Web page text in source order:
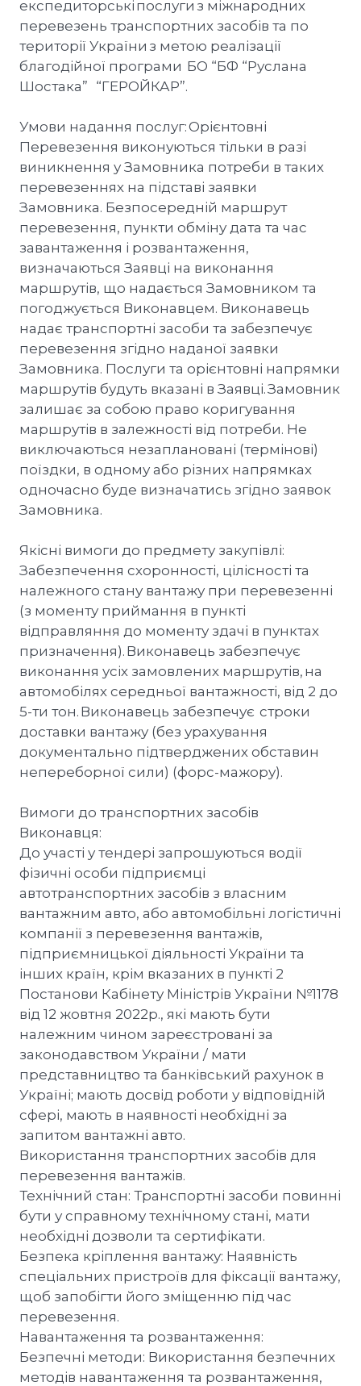
експедиторські послуги з міжнародних
перевезень транспортних засобів та по
території України з метою реалізації
благодійної програми БО “БФ “Руслана
Шостака” “ГЕРОЙКАР”.
Умови надання послуг: Орієнтовні
Перевезення виконуються тільки в разі
виникнення у Замовника потреби в таких
перевезеннях на підставі заявки
Замовника. Безпосередній маршрут
перевезення, пункти обміну дата та час
завантаження і розвантаження,
визначаються Заявці на виконання
маршрутів, що надається Замовником та
погоджується Виконавцем. Виконавець
надає транспортні засоби та забезпечує
перевезення згідно наданої заявки
Замовника. Послуги та орієнтовні напрямки
маршрутів будуть вказані в Заявці. Замовник
залишає за собою право коригування
маршрутів в залежності від потреби. Не
виключаються незаплановані (термінові)
поїздки, в одному або різних напрямках
одночасно буде визначатись згідно заявок
Замовника.
Якісні вимоги до предмету закупівлі:
Забезпечення схоронності, цілісності та
належного стану вантажу при перевезенні
(з моменту приймання в пункті
відправляння до моменту здачі в пунктах
призначення). Виконавець забезпечує
виконання усіх замовлених маршрутів, на
автомобілях середньої вантажності, від 2 до
5-ти тон. Виконавець забезпечує строки
доставки вантажу (без урахування
документально підтверджених обставин
непереборної сили) (форс-мажору).
Вимоги до транспортних засобів
Виконавця:
До участі у тендері запрошуються водії
фізичні особи підприємці
автотранспортних засобів з власним
вантажним авто, або автомобільні логістичні
компанії з перевезення вантажів,
підприємницької діяльності України та
інших країн, крім вказаних в пункті 2
Постанови Кабінету Міністрів України №1178
від 12 жовтня 2022р., які мають бути
належним чином зареєстровані за
законодавством України / мати
представництво та банківський рахунок в
Україні; мають досвід роботи у відповідній
сфері, мають в наявності необхідні за
запитом вантажні авто.
Використання транспортних засобів для
перевезення вантажів.
Технічний стан: Транспортні засоби повинні
бути у справному технічному стані, мати
необхідні дозволи та сертифікати.
Безпека кріплення вантажу: Наявність
спеціальних пристроїв для фіксації вантажу,
щоб запобігти його зміщенню під час
перевезення.
Навантаження та розвантаження:
Безпечні методи: Використання безпечних
методів навантаження та розвантаження,